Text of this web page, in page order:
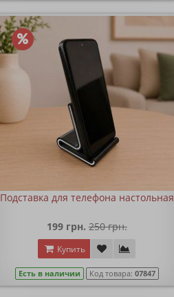
Подставка для телефона настольная
199 грн. 250 грн.
Купить
Есть в наличии Код товара: 07847